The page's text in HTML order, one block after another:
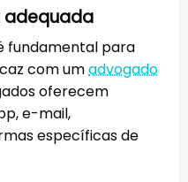
adequada
fundamental para
com umadvogado
oferecem
e-mail,
específicas de